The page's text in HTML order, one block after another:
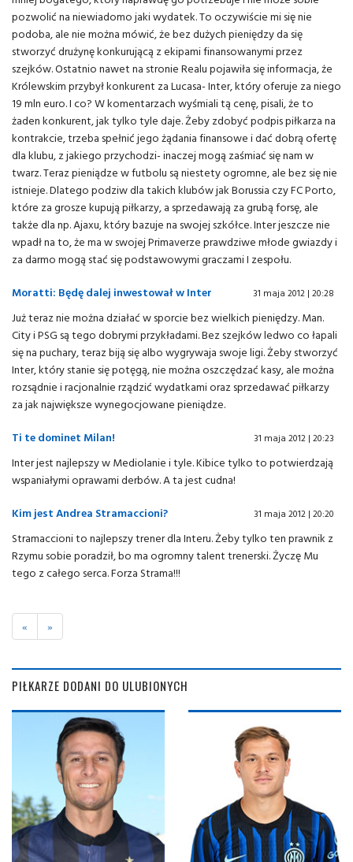
pozwolić na niewiadomo jaki wydatek. To oczywiście mi się nie
podoba, ale nie można mówić, że bez dużych pieniędzy da się
stworzyć drużynę konkurującą z ekipami finansowanymi przez
szejków. Ostatnio nawet na stronie Realu pojawiła się informacja, że
Królewskim przybył konkurent za Lucasa- Inter, który oferuje za niego
19 mln euro. I co? W komentarzach wyśmiali tą cenę, pisali, że to
żaden konkurent, jak tylko tyle daje. Żeby zdobyć podpis piłkarza na
kontrakcie, trzeba spełnić jego żądania finansowe i dać dobrą ofertę
dla klubu, z jakiego przychodzi- inaczej mogą zaśmiać się nam w
twarz. Teraz pieniądze w futbolu są niestety ogromne, ale bez się nie
istnieje. Dlatego podziw dla takich klubów jak Borussia czy FC Porto,
które za grosze kupują piłkarzy, a sprzedawają za grubą forsę, ale
także dla np. Ajaxu, który bazuje na swojej szkółce. Inter jeszcze nie
wpadł na to, że ma w swojej Primaverze prawdziwe młode gwiazdy i
za darmo mogą stać się podstawowymi graczami I zespołu.
Moratti: Będę dalej inwestował w Inter
31 maja 2012 | 20:28
Już teraz nie można działać w sporcie bez wielkich pieniędzy. Man.
City i PSG są tego dobrymi przykładami. Bez szejków ledwo co łapali
się na puchary, teraz biją się albo wygrywaja swoje ligi. Żeby stworzyć
Inter, który stanie się potęgą, nie można oszczędzać kasy, ale można
rozsądnie i racjonalnie rządzić wydatkami oraz sprzedawać piłkarzy
za jak największe wynegocjowane pieniądze.
Ti te dominet Milan!
31 maja 2012 | 20:23
Inter jest najlepszy w Mediolanie i tyle. Kibice tylko to potwierdzają
wspaniałymi oprawami derbów. A ta jest cudna!
Kim jest Andrea Stramaccioni?
31 maja 2012 | 20:20
Stramaccioni to najlepszy trener dla Interu. Żeby tylko ten prawnik z
Rzymu sobie poradził, bo ma ogromny talent trenerski. Życzę Mu
tego z całego serca. Forza Strama!!!
« »
PIŁKARZE DODANI DO ULUBIONYCH